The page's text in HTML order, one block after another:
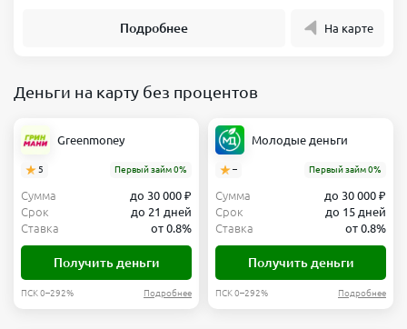
Подробнее На карте
Деньги на карту без процентов
Greenmoney
5 Первый займ 0%
Сумма
до 30 000 ₽
Срок
до 21 дней
Ставка
от 0.8%
Получить деньги
ПСК 0–292% Подробнее
Молодые деньги
– Первый займ 0%
Сумма
до 30 000 ₽
Срок
до 15 дней
Ставка
от 0.8%
Получить деньги
ПСК 0–292% Подробнее